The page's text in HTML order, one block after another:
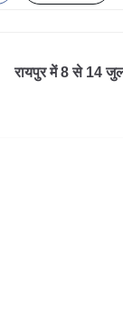
रायपुर में 8 से 14